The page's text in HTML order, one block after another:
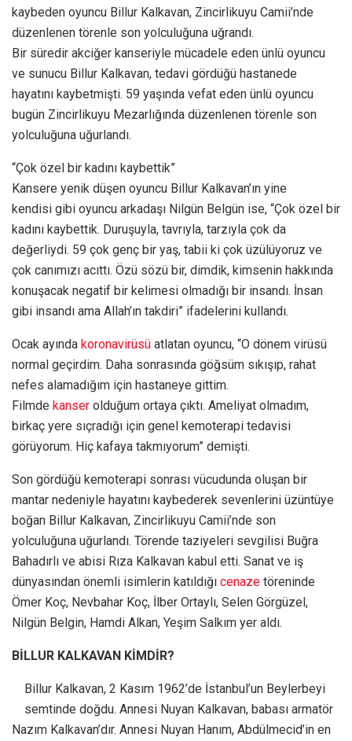
kaybeden oyuncu Billur Kalkavan, Zincirlikuyu Camii’nde
düzenlenen törenle son yolculuğuna uğrandı.
Bir süredir akciğer kanseriyle mücadele eden ünlü oyuncu
ve sunucu Billur Kalkavan, tedavi gördüğü hastanede
hayatını kaybetmişti. 59 yaşında vefat eden ünlü oyuncu
bugün Zincirlikuyu Mezarlığında düzenlenen törenle son
yolculuğuna uğurlandı.
“Çok özel bir kadını kaybettik”
Kansere yenik düşen oyuncu Billur Kalkavan’ın yine
kendisi gibi oyuncu arkadaşı Nilgün Belgün ise, “Çok özel bir
kadını kaybettik. Duruşuyla, tavrıyla, tarzıyla çok da
değerliydi. 59 çok genç bir yaş, tabii ki çok üzülüyoruz ve
çok canımızı acıttı. Özü sözü bir, dimdik, kimsenin hakkında
konuşacak negatif bir kelimesi olmadığı bir insandı. İnsan
gibi insandı ama Allah’ın takdiri” ifadelerini kullandı.
Ocak ayında koronavirüsü atlatan oyuncu, “O dönem virüsü
normal geçirdim. Daha sonrasında göğsüm sıkışıp, rahat
nefes alamadığım için hastaneye gittim.
Filmde kanser olduğum ortaya çıktı. Ameliyat olmadım,
birkaç yere sıçradığı için genel kemoterapi tedavisi
görüyorum. Hiç kafaya takmıyorum” demişti.
Son gördüğü kemoterapi sonrası vücudunda oluşan bir
mantar nedeniyle hayatını kaybederek sevenlerini üzüntüye
boğan Billur Kalkavan, Zincirlikuyu Camii’nde son
yolculuğuna uğurlandı. Törende taziyeleri sevgilisi Buğra
Bahadırlı ve abisi Rıza Kalkavan kabul etti. Sanat ve iş
dünyasından önemli isimlerin katıldığı cenaze töreninde
Ömer Koç, Nevbahar Koç, İlber Ortaylı, Selen Görgüzel,
Nilgün Belgin, Hamdi Alkan, Yeşim Salkım yer aldı.
BİLLUR KALKAVAN KİMDİR?
Billur Kalkavan, 2 Kasım 1962’de İstanbul’un Beylerbeyi
semtinde doğdu. Annesi Nuyan Kalkavan, babası armatör
Nazım Kalkavan’dır. Annesi Nuyan Hanım, Abdülmecid’in en